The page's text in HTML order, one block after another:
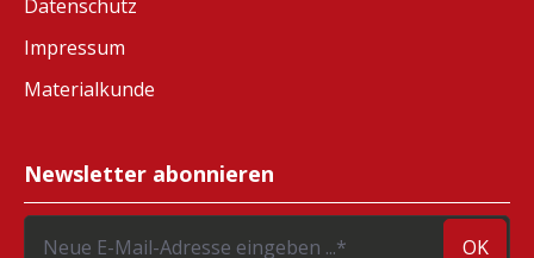
Datenschutz
Impressum
Materialkunde
Newsletter abonnieren
OK